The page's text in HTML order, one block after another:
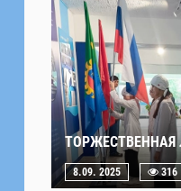
ТОРЖЕСТВЕННАЯ
8.09. 2025 316